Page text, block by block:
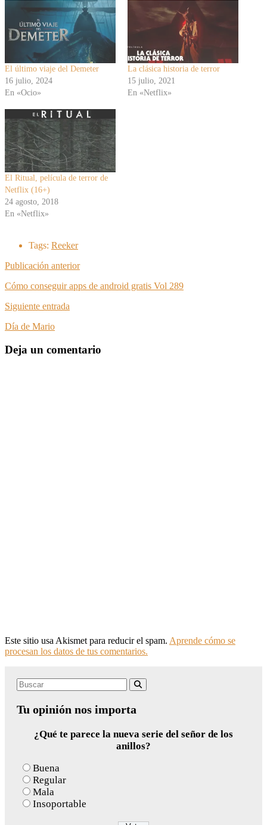
El último viaje del Demeter
16 julio, 2024
En «Ocio»
La clásica historia de terror
15 julio, 2021
En «Netflix»
El Ritual, película de terror de
Netflix (16+)
24 agosto, 2018
En «Netflix»
Tags: Reeker
Publicación anterior
Cómo conseguir apps de android gratis Vol 289
Siguiente entrada
Día de Mario
Deja un comentario
Este sitio usa Akismet para reducir el spam. Aprende cómo se
procesan los datos de tus comentarios.
Search
Tu opinión nos importa
¿Qué te parece la nueva serie del señor de los
anillos?
Buena
Regular
Mala
Insoportable